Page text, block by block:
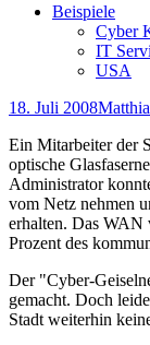
Beispiele
Cyber
IT
USA
18. Juli 2008
Ein Mitarbeiter der
optische
Administrator
vom Netz nehmen
erhalten. Das WAN
Prozent des
Der "Cyber-
gemacht. Doch
Stadt weiterhin